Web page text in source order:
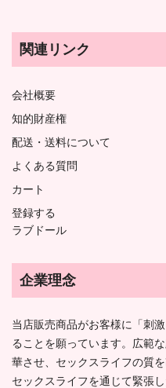
関連リンク
会社概要
知的財産権
配送・送料について
よくある質問
カート
登録する
ラブドール
企業理念
当店販売商品がお客様に「刺
ることを願っています。広範
華させ、セックスライフの質
セックスライフを通じて緊張